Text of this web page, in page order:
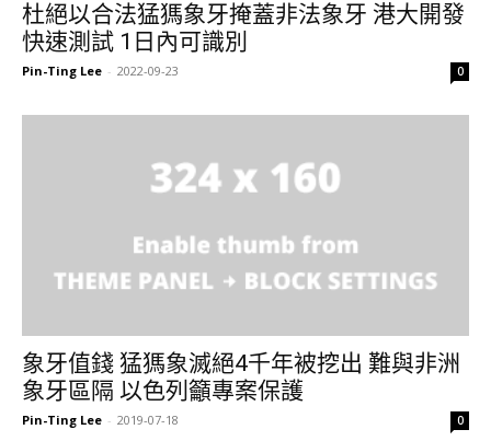
杜絕以合法猛獁象牙掩蓋非法象牙 港大開發
快速測試 1日內可識別
Pin-Ting Lee - 2022-09-23 0
象牙值錢 猛獁象滅絕4千年被挖出 難與非洲
象牙區隔 以色列籲專案保護
Pin-Ting Lee - 2019-07-18 0